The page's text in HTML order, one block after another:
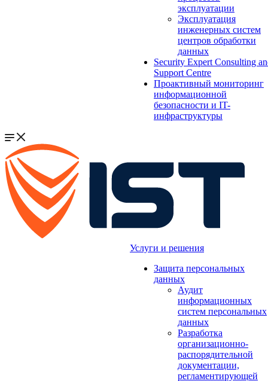
эксплуатации
Эксплуатация
инженерных систем
центров обработки
данных
Security Expert Consulting
Support Centre
Проактивный мониторинг
информационной
безопасности и IT-
инфраструктуры
Услуги и решения
Защита персональных
данных
Аудит
информационных
систем персональных
данных
Разработка
организационно-
распорядительной
документации,
регламентирующей